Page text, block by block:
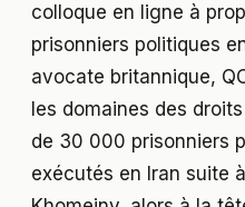
colloque en ligne à
prisonniers politiques
avocate britannique,
les domaines des
de 30 000 prisonniers
exécutés en Iran suite